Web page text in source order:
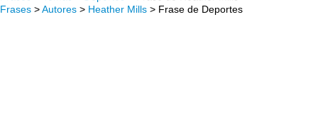
Frases >Autores > Heather Mills > Frase de Deportes